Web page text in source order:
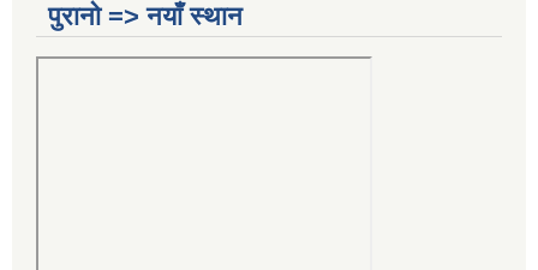
पुरानो => नयाँ स्थान